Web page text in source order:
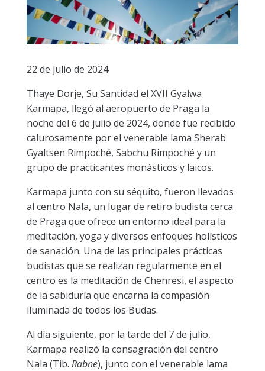
22 de julio de 2024
Thaye Dorje, Su Santidad el XVII Gyalwa
Karmapa, llegó al aeropuerto de Praga la
noche del 6 de julio de 2024, donde fue recibido
calurosamente por el venerable lama Sherab
Gyaltsen Rimpoché, Sabchu Rimpoché y un
grupo de practicantes monásticos y laicos.
Karmapa junto con su séquito, fueron llevados
al centro Nala, un lugar de retiro budista cerca
de Praga que ofrece un entorno ideal para la
meditación, yoga y diversos enfoques holísticos
de sanación. Una de las principales prácticas
budistas que se realizan regularmente en el
centro es la meditación de Chenresi, el aspecto
de la sabiduría que encarna la compasión
iluminada de todos los Budas.
Al día siguiente, por la tarde del 7 de julio,
Karmapa realizó la consagración del centro
Nala (Tib. Rabne), junto con el venerable lama